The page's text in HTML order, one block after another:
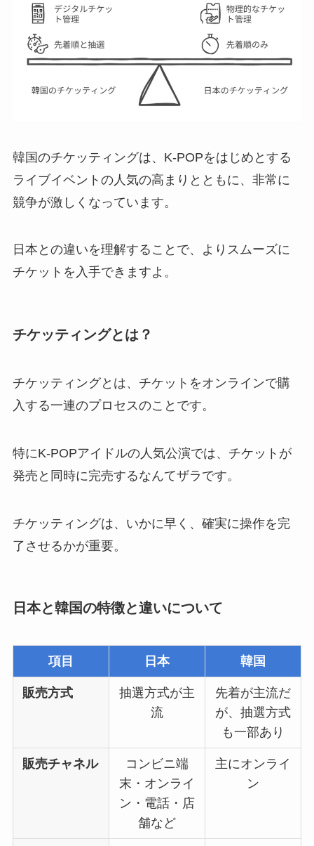
韓国のチケッティングは、K-POPをはじめとする
ライブイベントの人気の高まりとともに、非常に
競争が激しくなっています。
日本との違いを理解することで、よりスムーズに
チケットを入手できますよ。
チケッティングとは？
チケッティングとは、チケットをオンラインで購
入する一連のプロセスのことです。
特にK-POPアイドルの人気公演では、チケットが
発売と同時に完売するなんてザラです。
チケッティングは、いかに早く、確実に操作を完
了させるかが重要。
日本と韓国の特徴と違いについて
項目 日本 韓国
販売方式
抽選方式が主
流
先着が主流だ
が、抽選方式
も一部あり
販売チャネル
コンビニ端
末・オンライ
ン・電話・店
舗など
主にオンライ
ン